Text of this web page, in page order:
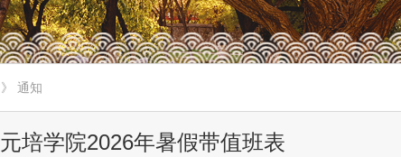
》 通知
元培学院2026年暑假带值班表